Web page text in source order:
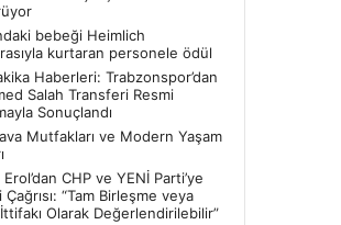
bebeği Heimlich
kurtaran personele ödül
Haberleri: Trabzonspor’dan
Salah Transferi Resmi
Sonuçlandı
Mutfakları ve Modern Yaşam
CHP ve YENİ Parti’ye
Çağrısı: “Tam Birleşme veya
Olarak Değerlendirilebilir”